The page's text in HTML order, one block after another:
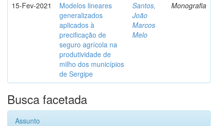
15-Fev-2021
Modelos lineares
generalizados
aplicados à
precificação de
seguro agrícola na
produtividade de
milho dos municípios
de Sergipe
Santos,
João
Marcos
Melo
Monografia
Busca facetada
Assunto